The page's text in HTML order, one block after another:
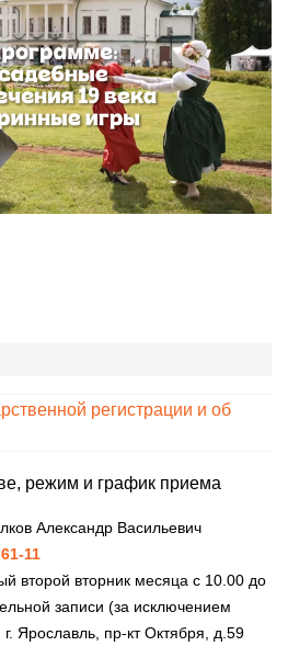
регистрации и об
режим и график приема
Александр Васильевич
11
второй вторник месяца с 10.00 до
записи (за исключением
Ярославль, пр-кт Октября, д.59